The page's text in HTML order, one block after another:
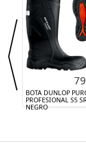
BOTA DUNLOP
PROFESIONAL S5
NEGRO